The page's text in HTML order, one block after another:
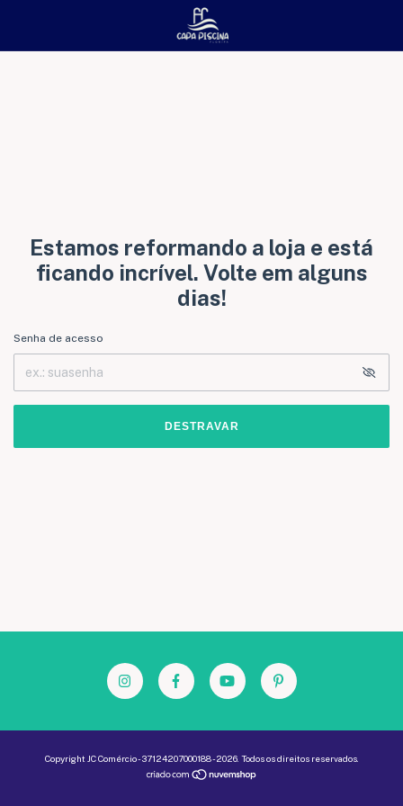
Estamos reformando a loja e está
ficando incrível. Volte em alguns
dias!
Senha de acesso
DESTRAVAR
Copyright JC Comércio - 37124207000188 - 2026. Todos os direitos reservados.